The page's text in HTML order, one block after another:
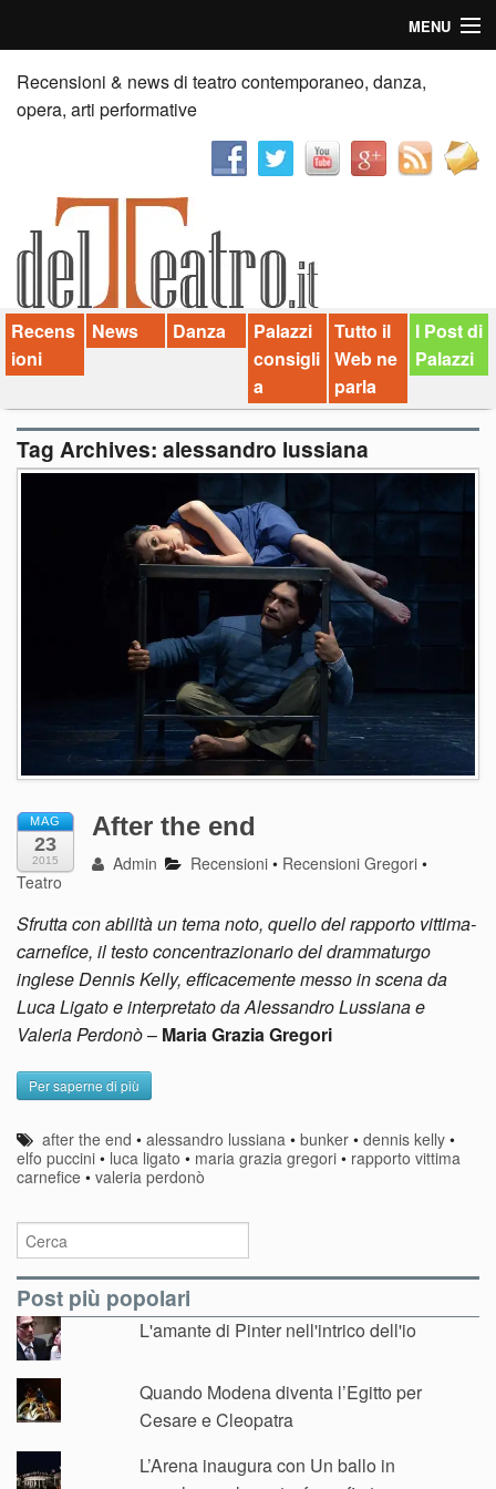
MENU
Home
Recensioni
News
Palazzi consiglia
Video
Chi siamo
Contatti
Recensioni & news di teatro contemporaneo, danza,
opera, arti performative
Recens
ioni
News Danza
Palazzi
consigli
a
Tutto il
Web ne
parla
I Post di
Palazzi
Tag Archives: alessandro lussiana
MAG
23
2015
After the end
Admin Recensioni • Recensioni Gregori •
Teatro
Sfrutta con abilità un tema noto, quello del rapporto vittima-
carnefice, il testo concentrazionario del drammaturgo
inglese Dennis Kelly, efficacemente messo in scena da
Luca Ligato e interpretato da Alessandro Lussiana e
Valeria Perdonò– Maria Grazia Gregori
Per saperne di più
after the end •alessandro lussiana •bunker •dennis kelly •
elfo puccini • luca ligato • maria grazia gregori • rapporto vittima
carnefice • valeria perdonò
Post più popolari
L'amante di Pinter nell'intrico dell'io
Quando Modena diventa l’Egitto per
Cesare e Cleopatra
L’Arena inaugura con Un ballo in